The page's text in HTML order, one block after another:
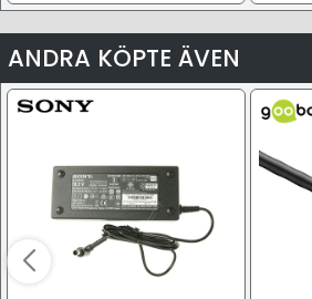
ANDRA KÖPTE ÄVEN